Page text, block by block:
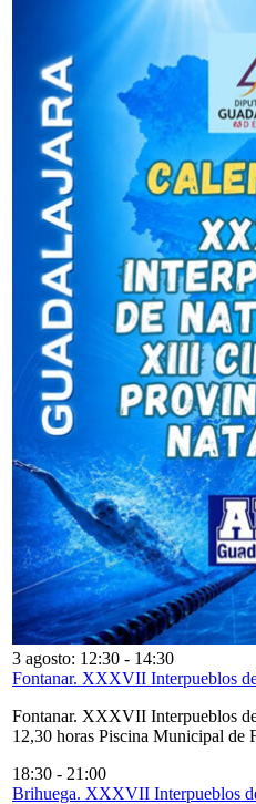
3 agosto: 12:30 - 14:30
Fontanar. XXXVII Interpueblos
Fontanar. XXXVII Interpueblos
12,30 horas Piscina Municipal de
18:30 - 21:00
Brihuega. XXXVII Interpueblos